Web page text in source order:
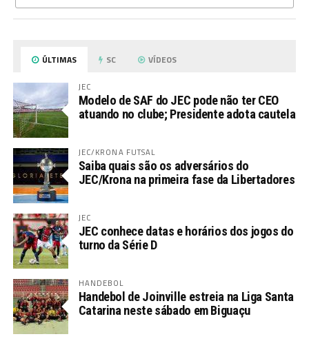
ÚLTIMAS SC VÍDEOS
JEC
Modelo de SAF do JEC pode não ter CEO
atuando no clube; Presidente adota cautela
JEC/KRONA FUTSAL
Saiba quais são os adversários do
JEC/Krona na primeira fase da Libertadores
JEC
JEC conhece datas e horários dos jogos do
turno da Série D
HANDEBOL
Handebol de Joinville estreia na Liga Santa
Catarina neste sábado em Biguaçu